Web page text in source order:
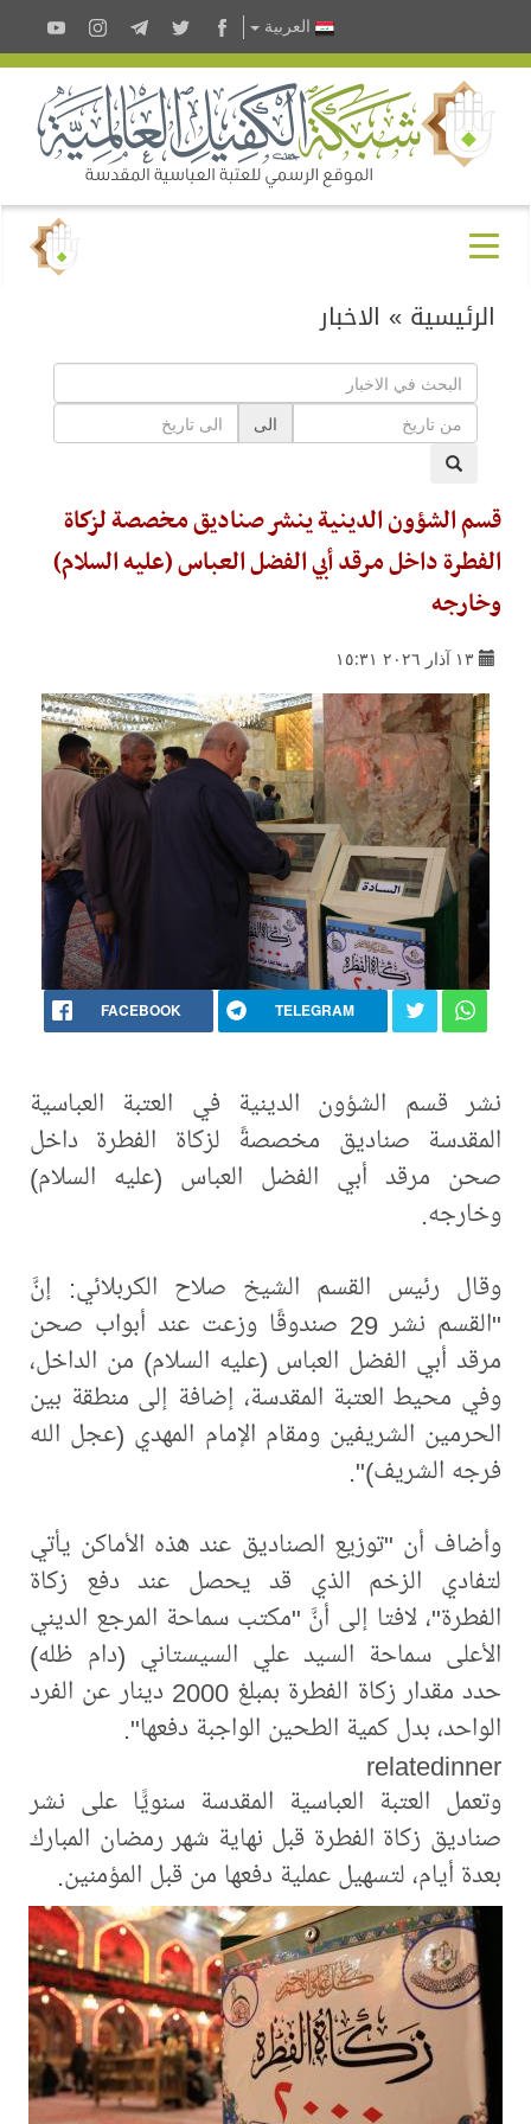
العربية
الرئيسية » الاخبار
الى
قسم الشؤون الدينية ينشر صناديق مخصصة لزكاة
الفطرة داخل مرقد أبي الفضل العباس (عليه السلام)
وخارجه
١٣ آذار ٢٠٢٦ ١٥:٣١
FACEBOOK TELEGRAM
نشر قسم الشؤون الدينية في العتبة العباسية
المقدسة صناديق مخصصةً لزكاة الفطرة داخل
صحن مرقد أبي الفضل العباس (عليه السلام)
وخارجه.
وقال رئيس القسم الشيخ صلاح الكربلائي: إنَّ
"القسم نشر 29 صندوقًا وزعت عند أبواب صحن
مرقد أبي الفضل العباس (عليه السلام) من الداخل،
وفي محيط العتبة المقدسة، إضافة إلى منطقة بين
الحرمين الشريفين ومقام الإمام المهدي (عجل الله
فرجه الشريف)".
وأضاف أن "توزيع الصناديق عند هذه الأماكن يأتي
لتفادي الزخم الذي قد يحصل عند دفع زكاة
الفطرة"، لافتا إلى أنَّ "مكتب سماحة المرجع الديني
الأعلى سماحة السيد علي السيستاني (دام ظله)
حدد مقدار زكاة الفطرة بمبلغ 2000 دينار عن الفرد
الواحد، بدل كمية الطحين الواجبة دفعها".
relatedinner
وتعمل العتبة العباسية المقدسة سنويًّا على نشر
صناديق زكاة الفطرة قبل نهاية شهر رمضان المبارك
بعدة أيام، لتسهيل عملية دفعها من قبل المؤمنين.